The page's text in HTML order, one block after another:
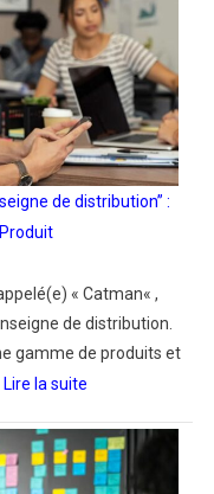
de distribution” :
« Catman« ,
de distribution.
gamme de produits et
Lire la suite:
Métier
de